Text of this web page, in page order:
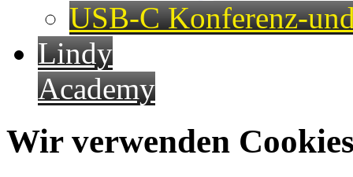
USB-C Konferenz-
Lindy
Academy
Wir verwenden